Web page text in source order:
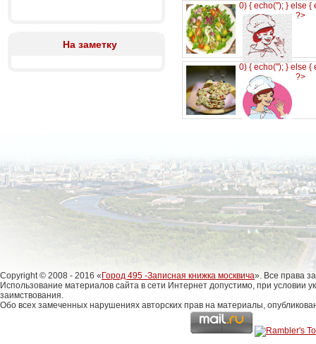
На заметку
0) { echo(''); } else {
?>
0) { echo(''); } else {
?>
Copyright © 2008 - 2016 « Город 495 -Записная книжка москвича». Все права
Использование материалов сайта в сети Интернет допустимо, при условии
заимствования.
Обо всех замеченных нарушениях авторских прав на материалы,